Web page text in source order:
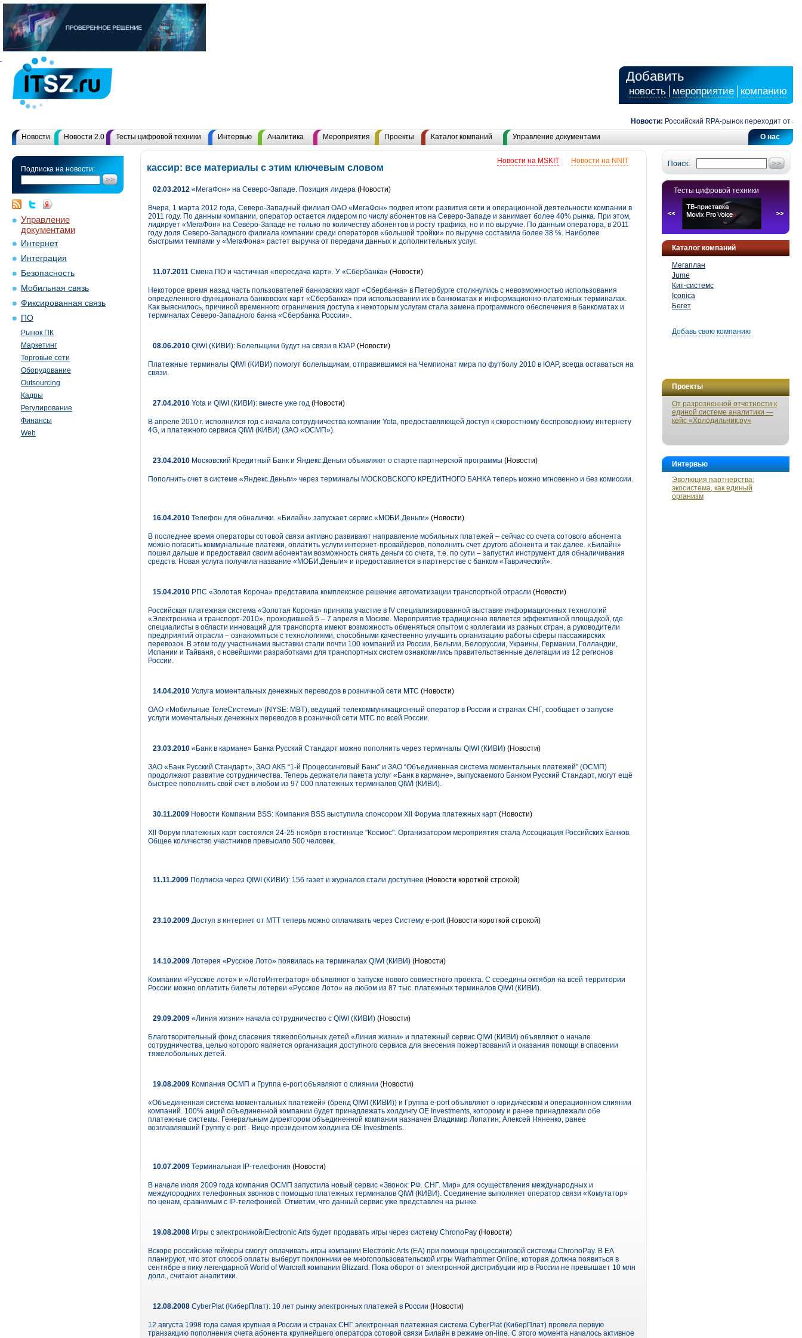
Добавить
новость мероприятие компанию
Новости: Российский RPA-рынок переходит от
О нас
Новости Новости 2.0 Тесты цифровой техники Интервью Аналитика Мероприятия Проекты Каталог компаний Управление документами
Подписка на новости:
Управление
документами
Интернет
Интеграция
Безопасность
Мобильная связь
Фиксированная связь
ПО
Рынок ПК
Маркетинг
Торговые сети
Оборудование
Outsourcing
Кадры
Регулирование
Финансы
Web
Поиск:
Тесты цифровой техники
Каталог компаний
Мегаплан
Jume
Кит-системс
Iconica
Бегет
Добавь свою компанию
Проекты
От разрозненной отчетности к
единой системе аналитики —
кейс «Холодильник.ру»
Интервью
Эволюция партнерства:
экосистема, как единый
организм
Новости на NNIT
Новости на MSKIT
кассир: все материалы с этим ключевым словом
02.03.2012 «МегаФон» на Северо-Западе. Позиция лидера (Новости)
Вчера, 1 марта 2012 года, Северо-Западный филиал ОАО «МегаФон» подвел итоги развития сети и операционной деятельности компании в
2011 году. По данным компании, оператор остается лидером по числу абонентов на Северо-Западе и занимает более 40% рынка. При этом,
лидирует «МегаФон» на Северо-Западе не только по количеству абонентов и росту трафика, но и по выручке. По данным оператора, в 2011
году доля Северо-Западного филиала компании среди операторов «большой тройки» по выручке составила более 38 %. Наиболее
быстрыми темпами у «МегаФона» растет выручка от передачи данных и дополнительных услуг.
11.07.2011 Смена ПО и частичная «пересдача карт». У «Сбербанка» (Новости)
Некоторое время назад часть пользователей банковских карт «Сбербанка» в Петербурге столкнулись с невозможностью использования
определенного функционала банковских карт «Сбербанка» при использовании их в банкоматах и информационно-платежных терминалах.
Как выяснилось, причиной временного ограничения доступа к некоторым услугам стала замена программного обеспечения в банкоматах и
терминалах Северо-Западного банка «Сбербанка России».
08.06.2010 QIWI (КИВИ): Болельщики будут на связи в ЮАР (Новости)
Платежные терминалы QIWI (КИВИ) помогут болельщикам, отправившимся на Чемпионат мира по футболу 2010 в ЮАР, всегда оставаться на
связи.
27.04.2010 Yota и QIWI (КИВИ): вместе уже год (Новости)
В апреле 2010 г. исполнился год с начала сотрудничества компании Yota, предоставляющей доступ к скоростному беспроводному интернету
4G, и платежного сервиса QIWI (КИВИ) (ЗАО «ОСМП»).
23.04.2010 Московский Кредитный Банк и Яндекс.Деньги объявляют о старте партнерской программы (Новости)
Пополнить счет в системе «Яндекс.Деньги» через терминалы МОСКОВСКОГО КРЕДИТНОГО БАНКА теперь можно мгновенно и без комиссии.
16.04.2010 Телефон для обналички. «Билайн» запускает сервис «МОБИ.Деньги» (Новости)
В последнее время операторы сотовой связи активно развивают направление мобильных платежей – сейчас со счета сотового абонента
можно погасить коммунальные платежи, оплатить услуги интернет-провайдеров, пополнить счет другого абонента и так далее. «Билайн»
пошел дальше и предоставил своим абонентам возможность снять деньги со счета, т.е. по сути – запустил инструмент для обналичивания
средств. Новая услуга получила название «МОБИ.Деньги» и предоставляется в партнерстве с банком «Таврический».
15.04.2010 РПС «Золотая Корона» представила комплексное решение автоматизации транспортной отрасли (Новости)
Российская платежная система «Золотая Корона» приняла участие в IV специализированной выставке информационных технологий
«Электроника и транспорт-2010», проходившей 5 – 7 апреля в Москве. Мероприятие традиционно является эффективной площадкой, где
специалисты в области инноваций для транспорта имеют возможность обменяться опытом с коллегами из разных стран, а руководители
предприятий отрасли – ознакомиться с технологиями, способными качественно улучшить организацию работы сферы пассажирских
перевозок. В этом году участниками выставки стали почти 100 компаний из России, Бельгии, Белоруссии, Украины, Германии, Голландии,
Испании и Тайваня, с новейшими разработками для транспортных систем ознакомились правительственные делегации из 12 регионов
России.
14.04.2010 Услуга моментальных денежных переводов в розничной сети МТС (Новости)
ОАО «Мобильные ТелеСистемы» (NYSE: MBT), ведущий телекоммуникационный оператор в России и странах СНГ, сообщает о запуске
услуги моментальных денежных переводов в розничной сети МТС по всей России.
23.03.2010 «Банк в кармане» Банка Русский Стандарт можно пополнить через терминалы QIWI (КИВИ) (Новости)
ЗАО «Банк Русский Стандарт», ЗАО АКБ “1-й Процессинговый Банк” и ЗАО “Объединенная система моментальных платежей” (ОСМП)
продолжают развитие сотрудничества. Теперь держатели пакета услуг «Банк в кармане», выпускаемого Банком Русский Стандарт, могут ещё
быстрее пополнить свой счет в любом из 97 000 платежных терминалов QIWI (КИВИ).
30.11.2009 Новости Компании BSS: Компания BSS выступила спонсором XII Форума платежных карт (Новости)
XII Форум платежных карт состоялся 24-25 ноября в гостинице "Космос". Организатором мероприятия стала Ассоциация Российских Банков.
Общее количество участников превысило 500 человек.
11.11.2009 Подписка через QIWI (КИВИ): 156 газет и журналов стали доступнее (Новости короткой строкой)
23.10.2009 Доступ в интернет от МТТ теперь можно оплачивать через Систему e-port(Новости короткой строкой)
14.10.2009 Лотерея «Русское Лото» появилась на терминалах QIWI (КИВИ) (Новости)
Компании «Русское лото» и «ЛотоИнтегратор» объявляют о запуске нового совместного проекта. С середины октября на всей территории
России можно оплатить билеты лотереи «Русское Лото» на любом из 87 тыс. платежных терминалов QIWI (КИВИ).
29.09.2009 «Линия жизни» начала сотрудничество с QIWI (КИВИ) (Новости)
Благотворительный фонд спасения тяжелобольных детей «Линия жизни» и платежный сервис QIWI (КИВИ) объявляют о начале
сотрудничества, целью которого является организация доступного сервиса для внесения пожертвований и оказания помощи в спасении
тяжелобольных детей.
19.08.2009 Компания ОСМП и Группа e-port объявляют о слиянии (Новости)
«Объединенная система моментальных платежей» (бренд QIWI (КИВИ)) и Группа e-port объявляют о юридическом и операционном слиянии
компаний. 100% акций объединенной компании будет принадлежать холдингу OE Investments, которому и ранее принадлежали обе
платежные системы. Генеральным директором объединенной компании назначен Владимир Лопатин; Алексей Няненко, ранее
возглавлявший Группу e-port - Вице-президентом холдинга OE Investments.
10.07.2009 Терминальная IP-телефония (Новости)
В начале июля 2009 года компания ОСМП запустила новый сервис «Звонок: РФ. СНГ. Мир» для осуществления международных и
междугородних телефонных звонков с помощью платежных терминалов QIWI (КИВИ). Соединение выполняет оператор связи «Комутатор»
по ценам, сравнимым с IP-телефонией. Отметим, что данный сервис уже представлен на рынке.
19.08.2008 Игры с электроникой/Electronic Arts будет продавать игры через систему ChronoPay (Новости)
Вскоре российские геймеры смогут оплачивать игры компании Electronic Arts (EA) при помощи процессинговой системы ChronoPay. В EA
планируют, что этот способ оплаты выберут поклонники ее многопользовательской игры Warhammer Online, которая должна появиться в
сентябре в пику легендарной World of Warcraft компании Blizzard. Пока оборот от электронной дистрибуции игр в России не превышает 10 млн
долл., считают аналитики.
12.08.2008 CyberPlat (КиберПлат): 10 лет рынку электронных платежей в России (Новости)
12 августа 1998 года самая крупная в России и странах СНГ электронная платежная система CyberPlat (КиберПлат) провела первую
транзакцию пополнения счета абонента крупнейшего оператора сотовой связи Билайн в режиме on-line. С этого момента началось активное